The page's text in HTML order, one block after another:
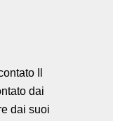
Il
dai
dai suoi